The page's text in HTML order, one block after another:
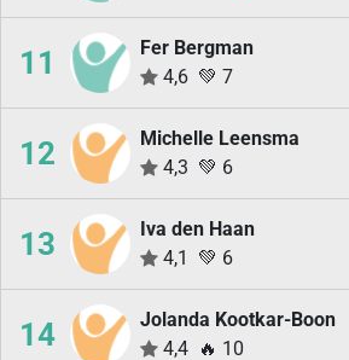
11
Fer Bergman
4,6 💚 7
12
Michelle Leensma
4,3 💚 6
13
Iva den Haan
4,1
💚 6
14
Jolanda Kootkar-Boon
4,4 🔥 10